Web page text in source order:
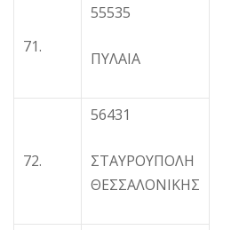
71.
55535
ΠΥΛΑΙΑ
72.
56431
ΣΤΑΥΡΟΥΠΟΛΗ
ΘΕΣΣΑΛΟΝΙΚΗΣ